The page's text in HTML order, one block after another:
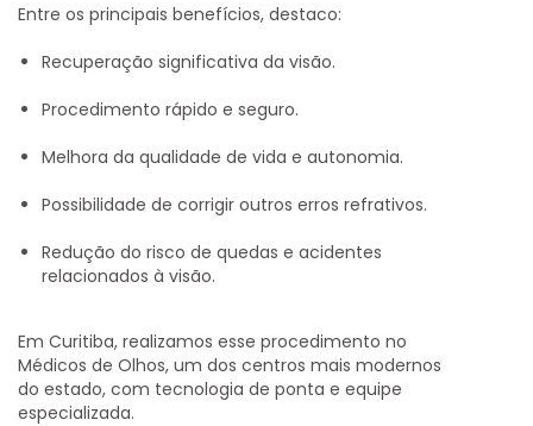
Entre os principais benefícios, destaco:
Recuperação significativa da visão.
Procedimento rápido e seguro.
Melhora da qualidade de vida e autonomia.
Possibilidade de corrigir outros erros refrativos.
Redução do risco de quedas e acidentes
relacionados à visão.
Em Curitiba, realizamos esse procedimento no
Médicos de Olhos, um dos centros mais modernos
do estado, com tecnologia de ponta e equipe
especializada.